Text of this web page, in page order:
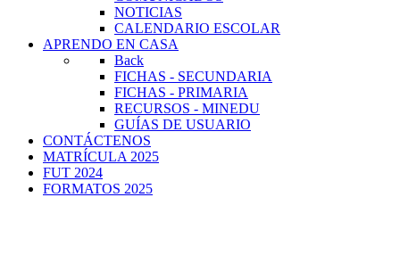
NOTICIAS
CALENDARIO ESCOLAR
APRENDO EN CASA
Back
FICHAS - SECUNDARIA
FICHAS - PRIMARIA
RECURSOS - MINEDU
GUÍAS DE USUARIO
CONTÁCTENOS
MATRÍCULA 2025
FUT 2024
FORMATOS 2025